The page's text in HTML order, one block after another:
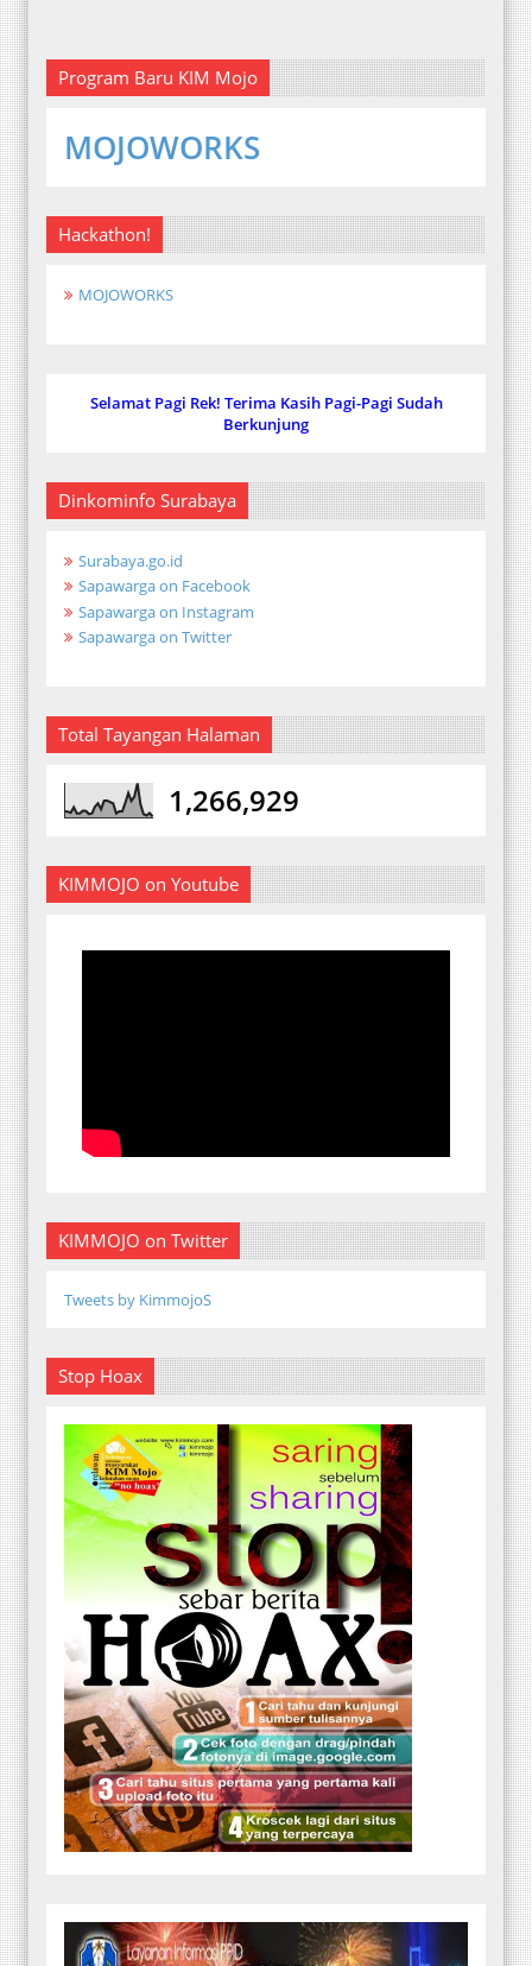
Program Baru KIM Mojo
MOJOWORKS
Hackathon!
MOJOWORKS
Selamat Pagi Rek! Terima Kasih Pagi-Pagi Sudah
Berkunjung
Dinkominfo Surabaya
Surabaya.go.id
Sapawarga on Facebook
Sapawarga on Instagram
Sapawarga on Twitter
Total Tayangan Halaman
1,266,929
KIMMOJO on Youtube
KIMMOJO on Twitter
Tweets by KimmojoS
Stop Hoax